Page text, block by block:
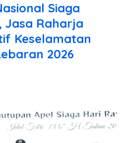
Siaga
Raharja
Keselamatan
2026